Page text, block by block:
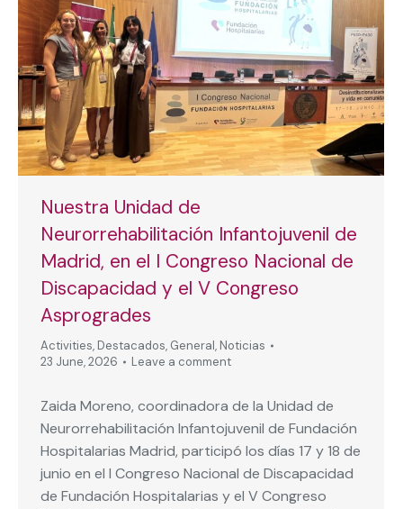
Nuestra Unidad de
Neurorrehabilitación Infantojuvenil de
Madrid, en el I Congreso Nacional de
Discapacidad y el V Congreso
Asprogrades
Activities, Destacados, General, Noticias
23 June, 2026
Leave a comment
Zaida Moreno, coordinadora de la Unidad de
Neurorrehabilitación Infantojuvenil de Fundación
Hospitalarias Madrid, participó los días 17 y 18 de
junio en el I Congreso Nacional de Discapacidad
de Fundación Hospitalarias y el V Congreso